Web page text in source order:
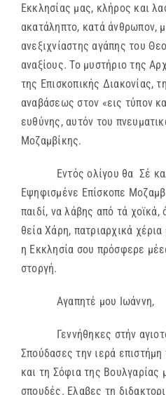
Εκκλησίας μας, κλήρος και
ακατάληπτο, κατά άνθρωπον,
ανεξιχνίαστης αγάπης του
αναξίους. Το μυστήριο της
της Επισκοπικής Διακονίας,
αναβάσεως στον «εις τύπον
ευθύνης, αυτόν του
Μοζαμβίκης.
Εντός ολίγου θα Σέ
Εψηφισμένε Επίσκοπε
παιδί, να λάβης από τά
θεία Χάρη, πατριαρχικά
η Εκκλησία σου πρόσφερε
στοργή.
Αγαπητέ μου Ιωάννη,
Γεννήθηκες στήν
Σπούδασες την ιερά
και τη Σόφια της Βουλγαρίας
σπουδές. Ελαβες τη